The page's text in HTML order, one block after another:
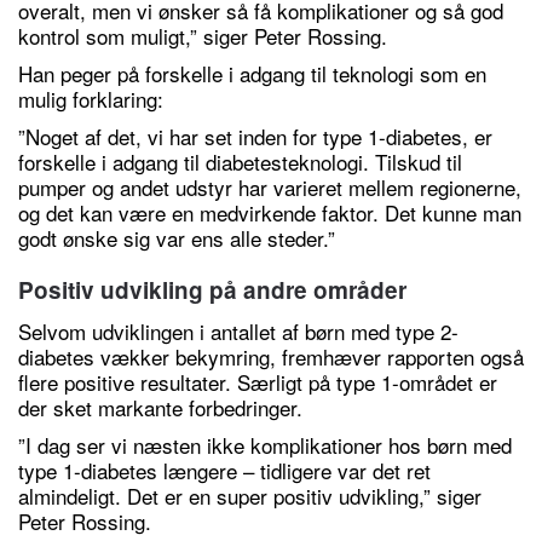
overalt, men vi ønsker så få komplikationer og så god
kontrol som muligt,” siger Peter Rossing.
Han peger på forskelle i adgang til teknologi som en
mulig forklaring:
”Noget af det, vi har set inden for type 1-diabetes, er
forskelle i adgang til diabetesteknologi. Tilskud til
pumper og andet udstyr har varieret mellem regionerne,
og det kan være en medvirkende faktor. Det kunne man
godt ønske sig var ens alle steder.”
Positiv udvikling på andre områder
Selvom udviklingen i antallet af børn med type 2-
diabetes vækker bekymring, fremhæver rapporten også
flere positive resultater. Særligt på type 1-området er
der sket markante forbedringer.
”I dag ser vi næsten ikke komplikationer hos børn med
type 1-diabetes længere – tidligere var det ret
almindeligt. Det er en super positiv udvikling,” siger
Peter Rossing.